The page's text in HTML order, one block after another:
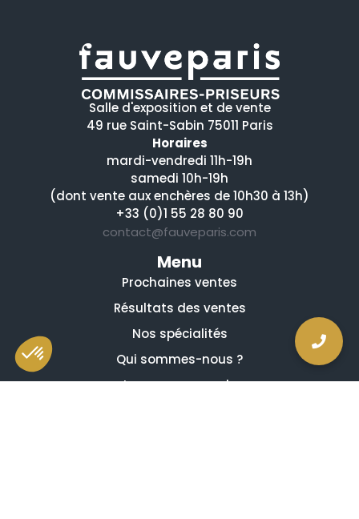
Salle d'exposition et de vente
49 rue Saint-Sabin 75011 Paris
Horaires
mardi-vendredi 11h-19h
samedi 10h-19h
(dont vente aux enchères de 10h30 à 13h)
+33 (0)1 55 28 80 90
contact@fauveparis.com
Menu
Prochaines ventes
Résultats des ventes
Nos spécialités
Qui sommes-nous ?
La presse en parle